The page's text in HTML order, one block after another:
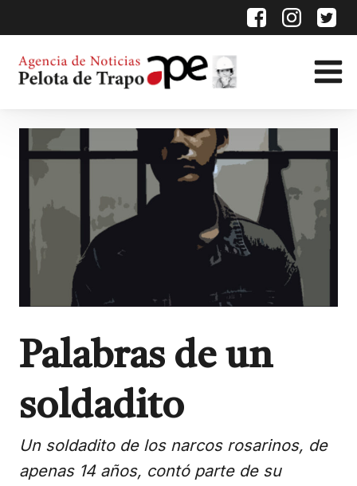
Palabras de un
soldadito
Un soldadito de los narcos rosarinos, de
apenas 14 años, contó parte de su